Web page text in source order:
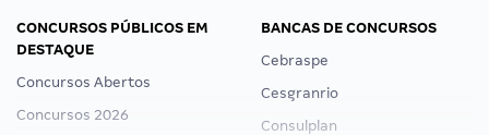
CONCURSOS PÚBLICOS EM
DESTAQUE
Concursos Abertos
Concursos 2026
BANCAS DE CONCURSOS
Cebraspe
Cesgranrio
Consulplan